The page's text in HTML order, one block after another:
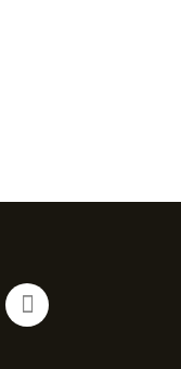
Instagram